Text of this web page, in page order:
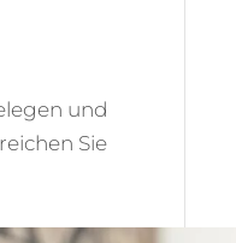
und
Sie